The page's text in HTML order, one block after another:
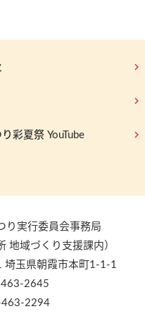
彩夏祭 YouTube
り実行委員会事務局
地域づくり支援課内）
埼玉県朝霞市本町1-1-1
463-2645
463-2294